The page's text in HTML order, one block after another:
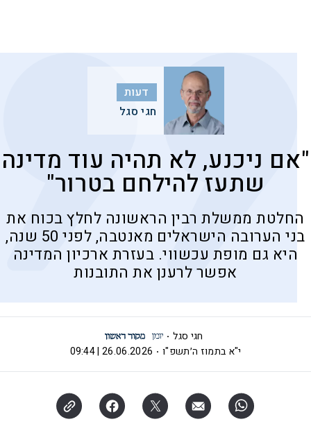
דעות
חגי סגל
"אם ניכנע, לא תהיה עוד מדינה
שתעז להילחם בטרור"
החלטת ממשלת רבין הראשונה לחלץ בכוח את
בני הערובה הישראלים מאנטבה, לפני 50 שנה,
היא גם מופת עכשווי. בעזרת ארכיון המדינה
אפשר לרענן את התובנות
חגי סגל
י"א בתמוז ה׳תשפ"ו
26.06.2026 | 09:44